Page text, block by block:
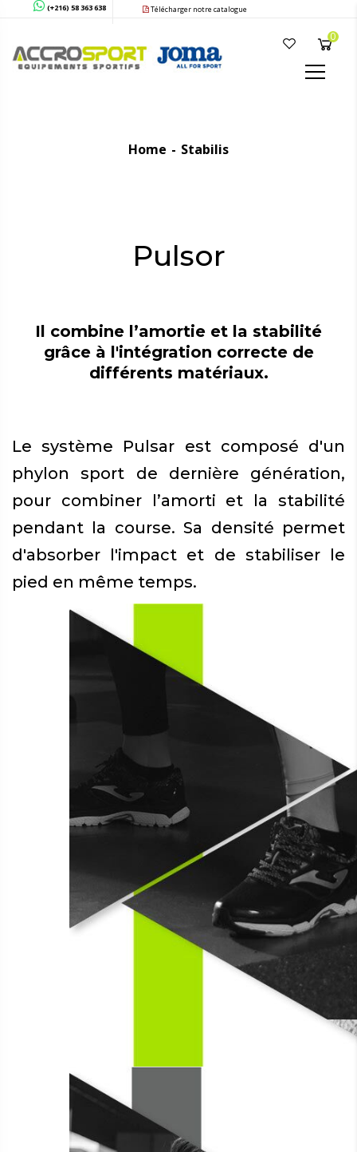
(+216) 58 363 638 Télécharger notre catalogue
0
Home Stabilis
Pulsor
Il combine l’amortie et la stabilité
grâce à l'intégration correcte de
différents matériaux.
Le système Pulsar est composé d'un
phylon sport de dernière génération,
pour combiner l’amorti et la stabilité
pendant la course. Sa densité permet
d'absorber l'impact et de stabiliser le
pied en même temps.